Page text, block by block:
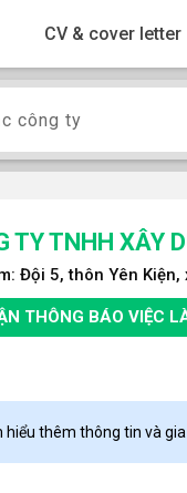
CV & cover letter
TY TNHH XÂY
Đội 5, thôn Yên
THÔNG BÁO VIỆC
hiểu thêm thông tin và